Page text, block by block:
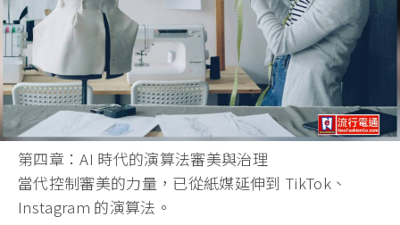
第四章：AI 時代的演算法審美與治理
當代控制審美的力量，已從紙媒延伸到 TikTok、
Instagram 的演算法。